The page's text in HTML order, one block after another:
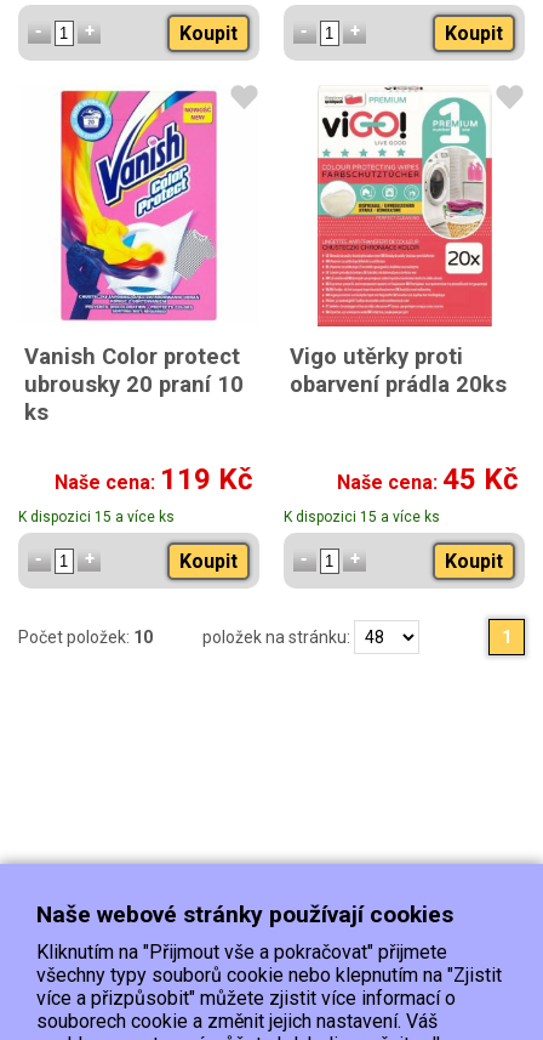
Koupit Koupit
Vanish Color protect
ubrousky 20 praní 10
ks
Naše cena: 119 Kč
K dispozici 15 a více ks
Koupit
Vigo utěrky proti
obarvení prádla 20ks
Naše cena: 45 Kč
K dispozici 15 a více ks
Koupit
Počet položek: 10 položek na stránku: 1
Doprava Platba Kontakt/Reklamace
Naše webové stránky používají cookies
Kliknutím na "Přijmout vše a pokračovat" přijmete
všechny typy souborů cookie nebo klepnutím na "Zjistit
více a přizpůsobit" můžete zjistit více informací o
souborech cookie a změnit jejich nastavení. Váš